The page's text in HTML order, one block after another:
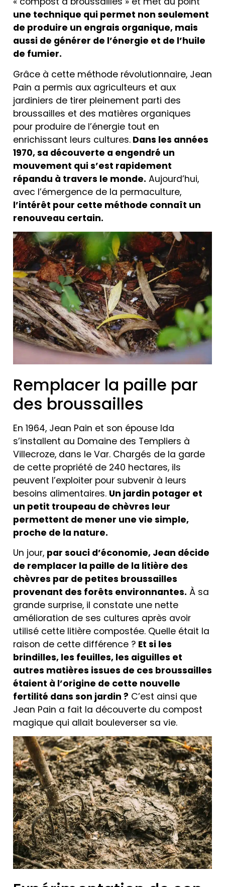
une technique qui permet non seulement
de produire un engrais organique, mais
aussi de générer de l’énergie et de l’huile
de fumier.
Grâce à cette méthode révolutionnaire, Jean
Pain a permis aux agriculteurs et aux
jardiniers de tirer pleinement parti des
broussailles et des matières organiques
pour produire de l’énergie tout en
enrichissant leurs cultures. Dans les années
1970, sa découverte a engendré un
mouvement qui s’est rapidement
répandu à travers le monde. Aujourd’hui,
avec l’émergence de la permaculture,
l’intérêt pour cette méthode connaît un
renouveau certain.
Remplacer la paille par
des broussailles
En 1964, Jean Pain et son épouse Ida
s’installent au Domaine des Templiers à
Villecroze, dans le Var. Chargés de la garde
de cette propriété de 240 hectares, ils
peuvent l’exploiter pour subvenir à leurs
besoins alimentaires. Un jardin potager et
un petit troupeau de chèvres leur
permettent de mener une vie simple,
proche de la nature.
Un jour, par souci d’économie, Jean décide
de remplacer la paille de la litière des
chèvres par de petites broussailles
provenant des forêts environnantes. À sa
grande surprise, il constate une nette
amélioration de ses cultures après avoir
utilisé cette litière compostée. Quelle était la
raison de cette différence ? Et si les
brindilles, les feuilles, les aiguilles et
autres matières issues de ces broussailles
étaient à l’origine de cette nouvelle
fertilité dans son jardin ? C’est ainsi que
Jean Pain a fait la découverte du compost
magique qui allait bouleverser sa vie.